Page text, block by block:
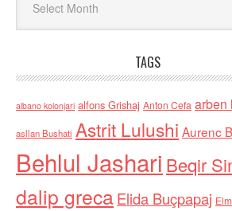
TAGS
albano kolonjari alfons Grishaj Anton Cefa arben
asllan Bushati Astrit Lulushi Aurenc
Behlul Jashari Beqir
dalip grecaElida Buçpapaj